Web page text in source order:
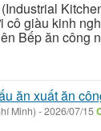
cô giàu kinh
Bếp ăn công
ăn xuất ăn
Minh) -2026/07/15